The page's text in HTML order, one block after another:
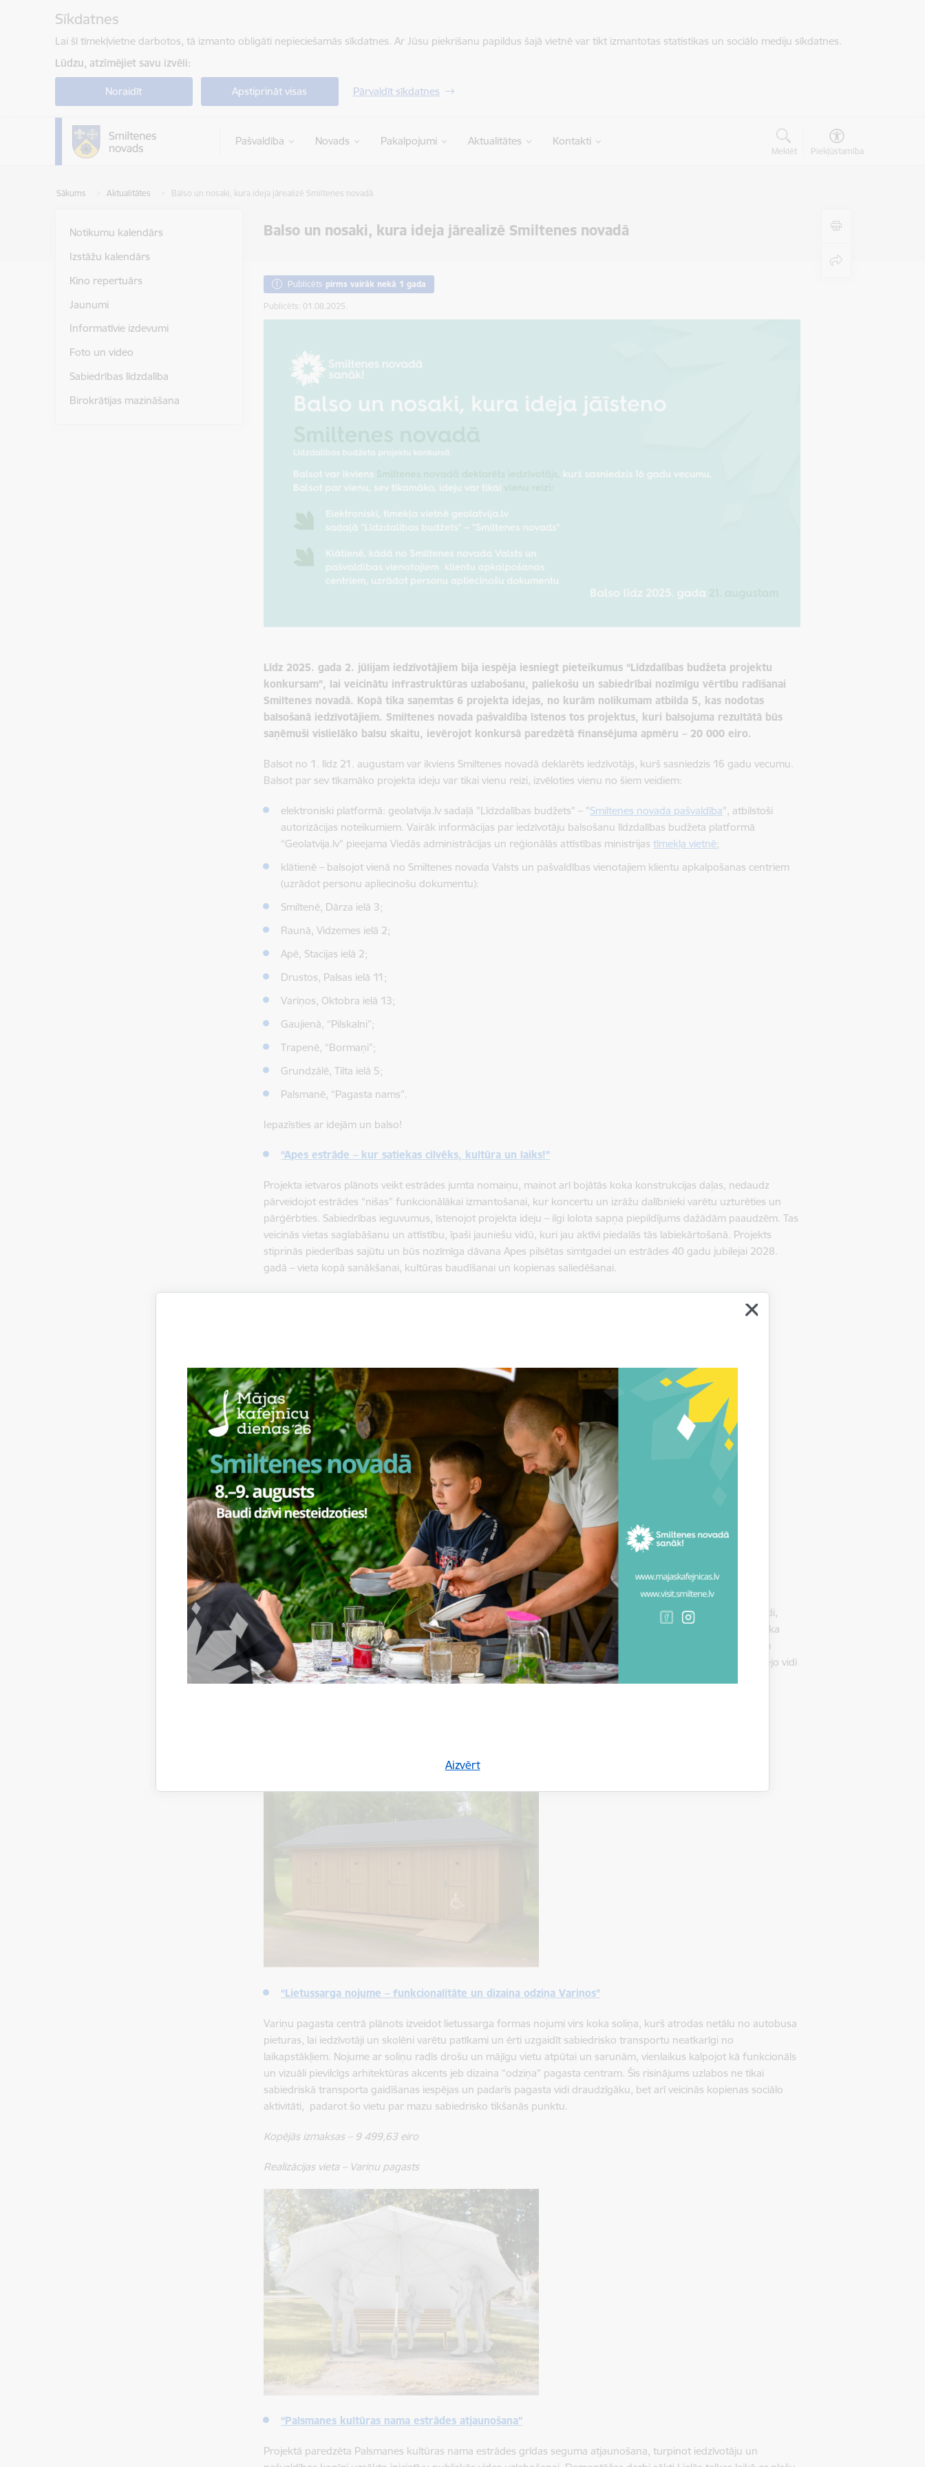
Sīkdatnes
Lai šī tīmekļvietne darbotos, tā izmanto obligāti nepieciešamās sīkdatnes. Ar Jūsu piekrišanu papildus šajā vietnē var tikt izmantotas statistikas un sociālo mediju sīkdatnes.
Lūdzu, atzīmējiet savu izvēli:
Noraidīt Apstiprināt visas Pārvaldīt sīkdatnes
Pašvaldība Novads Pakalpojumi Aktualitātes Kontakti
Meklēt Piekļūstamība
Sākums Aktualitātes Balso un nosaki, kura ideja jārealizē Smiltenes novadā
Balso un nosaki, kura ideja jārealizē Smiltenes novadā
Aizvērt
Notikumu kalendārs
Izstāžu kalendārs
Kino repertuārs
Jaunumi
Informatīvie izdevumi
Foto un video
Sabiedrības līdzdalība
Birokrātijas mazināšana
Publicēts pirms vairāk nekā 1 gada
Publicēts: 01.08.2025.
Līdz 2025. gada 2. jūlijam iedzīvotājiem bija iespēja iesniegt pieteikumus “Līdzdalības budžeta projektu
konkursam”, lai veicinātu infrastruktūras uzlabošanu, paliekošu un sabiedrībai nozīmīgu vērtību radīšanai
Smiltenes novadā. Kopā tika saņemtas 6 projekta idejas, no kurām nolikumam atbilda 5, kas nodotas
balsošanā iedzīvotājiem. Smiltenes novada pašvaldība īstenos tos projektus, kuri balsojuma rezultātā būs
saņēmuši vislielāko balsu skaitu, ievērojot konkursā paredzētā finansējuma apmēru – 20 000 eiro.
Balsot no 1. līdz 21. augustam var ikviens Smiltenes novadā deklarēts iedzīvotājs, kurš sasniedzis 16 gadu vecumu.
Balsot par sev tīkamāko projekta ideju var tikai vienu reizi, izvēloties vienu no šiem veidiem:
elektroniski platformā: geolatvija.lv sadaļā "Līdzdalības budžets" – "Smiltenes novada pašvaldība", atbilstoši
autorizācijas noteikumiem. Vairāk informācijas par iedzīvotāju balsošanu līdzdalības budžeta platformā
“Geolatvija.lv” pieejama Viedās administrācijas un reģionālās attīstības ministrijastīmekļa vietnē;
klātienē – balsojot vienā no Smiltenes novada Valsts un pašvaldības vienotajiem klientu apkalpošanas centriem
(uzrādot personu apliecinošu dokumentu):
Smiltenē, Dārza ielā 3;
Raunā, Vidzemes ielā 2;
Apē, Stacijas ielā 2;
Drustos, Palsas ielā 11;
Variņos, Oktobra ielā 13;
Gaujienā, “Pilskalni”;
Trapenē, “Bormaņi”;
Grundzālē, Tilta ielā 5;
Palsmanē, “Pagasta nams”.
Iepazīsties ar idejām un balso!
“Apes estrāde – kur satiekas cilvēks, kultūra un laiks!”
Projekta ietvaros plānots veikt estrādes jumta nomaiņu, mainot arī bojātās koka konstrukcijas daļas, nedaudz
pārveidojot estrādes “nišas” funkcionālākai izmantošanai, kur koncertu un izrāžu dalībnieki varētu uzturēties un
pārģērbties. Sabiedrības ieguvumus, īstenojot projekta ideju – ilgi lolota sapņa piepildījums dažādām paaudzēm. Tas
veicinās vietas saglabāšanu un attīstību, īpaši jauniešu vidū, kuri jau aktīvi piedalās tās labiekārtošanā. Projekts
stiprinās piederības sajūtu un būs nozīmīga dāvana Apes pilsētas simtgadei un estrādes 40 gadu jubilejai 2028.
gadā – vieta kopā sanākšanai, kultūras baudīšanai un kopienas saliedēšanai.
“Kultūra, sievasmāt, sākas no mazmājiņas”
“Jeberlejas estrāde” ir nozīmīga vieta kultūras un sporta pasākumiem ar plaši pieejamu infrastruktūru – estrādi,
sporta laukumiem, takām un atpūtas vietām. Tomēr teritorijā trūkst piemērotu labierīcību – esošā padomju laika
tualete ir kritiskā stāvoklī, nehigiēniska un bērniem biedējoša. Projekta mērķis ir izbūvēt mūsdienīgu, drošu un
pieejamu labierīcību ēku, lai uzlabotu apmeklētāju komfortu, ievērotu higiēnas prasības un pasargātu apkārtējo vidi
no piesārņojuma.
“Lietussarga nojume – funkcionalitāte un dizaina odziņa Variņos”
Variņu pagasta centrā plānots izveidot lietussarga formas nojumi virs koka soliņa, kurš atrodas netālu no autobusa
pieturas, lai iedzīvotāji un skolēni varētu patīkami un ērti uzgaidīt sabiedrisko transportu neatkarīgi no
laikapstākļiem. Nojume ar soliņu radīs drošu un mājīgu vietu atpūtai un sarunām, vienlaikus kalpojot kā funkcionāls
un vizuāli pievilcīgs arhitektūras akcents jeb dizaina “odziņa” pagasta centram. Šis risinājums uzlabos ne tikai
sabiedriskā transporta gaidīšanas iespējas un padarīs pagasta vidi draudzīgāku, bet arī veicinās kopienas sociālo
aktivitāti, padarot šo vietu par mazu sabiedrisko tikšanās punktu.
Kopējās izmaksas – 9 499,63 eiro
Realizācijas vieta – Variņu pagasts
“Palsmanes kultūras nama estrādes atjaunošana”
Projektā paredzēta Palsmanes kultūras nama estrādes grīdas seguma atjaunošana, turpinot iedzīvotāju un